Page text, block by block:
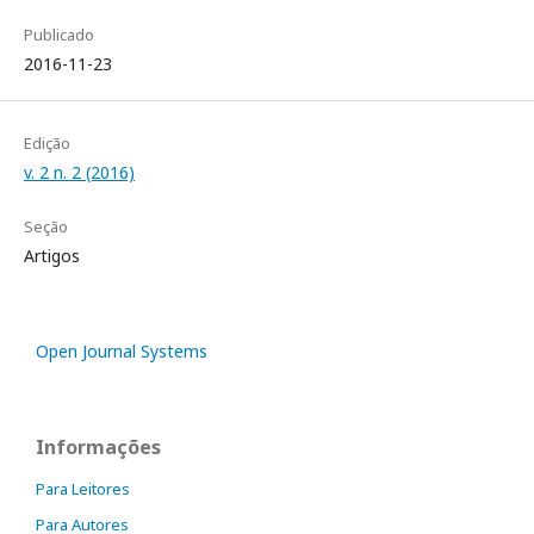
Publicado
2016-11-23
Edição
v. 2 n. 2 (2016)
Seção
Artigos
Open Journal Systems
Informações
Para Leitores
Para Autores